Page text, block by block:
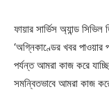
ফায়ার সার্ভিস অ্যান্ড সিভিল
‘অগ্নিকাণ্ডের খবর
পর্যন্ত আমরা কাজ করে
সমন্বিতভাবে আমরা কাজ